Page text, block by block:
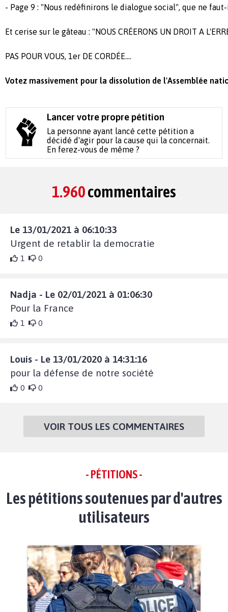
- Page 9 : "Nous redéfinirons le dialogue social", que ne
Et cerise sur le gâteau : "NOUS CRÉERONS UN DROIT A
PAS POUR VOUS, 1er DE CORDÉE....
Votez massivement pour la dissolution de l'Assemblée
Lancer votre propre pétition
La personne ayant lancé cette pétition a
décidé d'agir pour la cause qui la concernait.
En ferez-vous de même ?
1.960commentaires
Le 13/01/2021 à 06:10:33
Urgent de retablir la democratie
1 0
Nadja - Le 02/01/2021 à 01:06:30
Pour la France
1 0
Louis - Le 13/01/2020 à 14:31:16
pour la défense de notre société
0 0
VOIR TOUS LES COMMENTAIRES
- PÉTITIONS -
Les pétitions soutenues par d'autres
utilisateurs